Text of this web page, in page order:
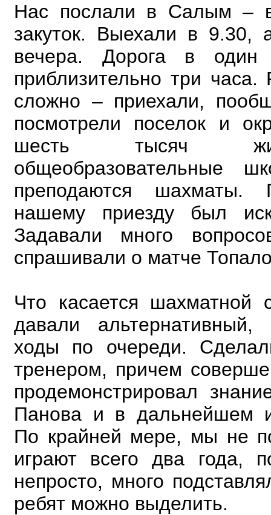
Нас послали в Салым –
закуток. Выехали в 9.30,
вечера. Дорога в один
приблизительно три часа.
сложно – приехали,
посмотрели поселок и
шесть тысяч
общеобразовательные
преподаются
нашему приезду был
Задавали много
спрашивали о матче
Что касается
давали
ходы по очереди.
тренером, причем
продемонстрировал
Панова и в дальнейшем
По крайней мере, мы не
играют всего два года,
непросто, много
ребят можно выделить.